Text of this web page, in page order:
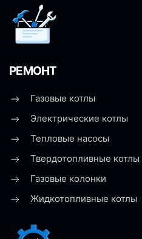
РЕМОНТ
Газовые котлы
Электрические котлы
Тепловые насосы
Твердотопливные котлы
Газовые колонки
Жидкотопливные котлы